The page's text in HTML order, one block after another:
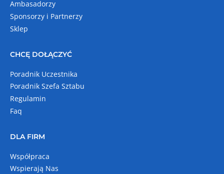
Ambasadorzy
Sponsorzy i Partnerzy
Sklep
CHCĘ DOŁĄCZYĆ
Poradnik Uczestnika
Poradnik Szefa Sztabu
Regulamin
Faq
DLA FIRM
Współpraca
Wspierają Nas